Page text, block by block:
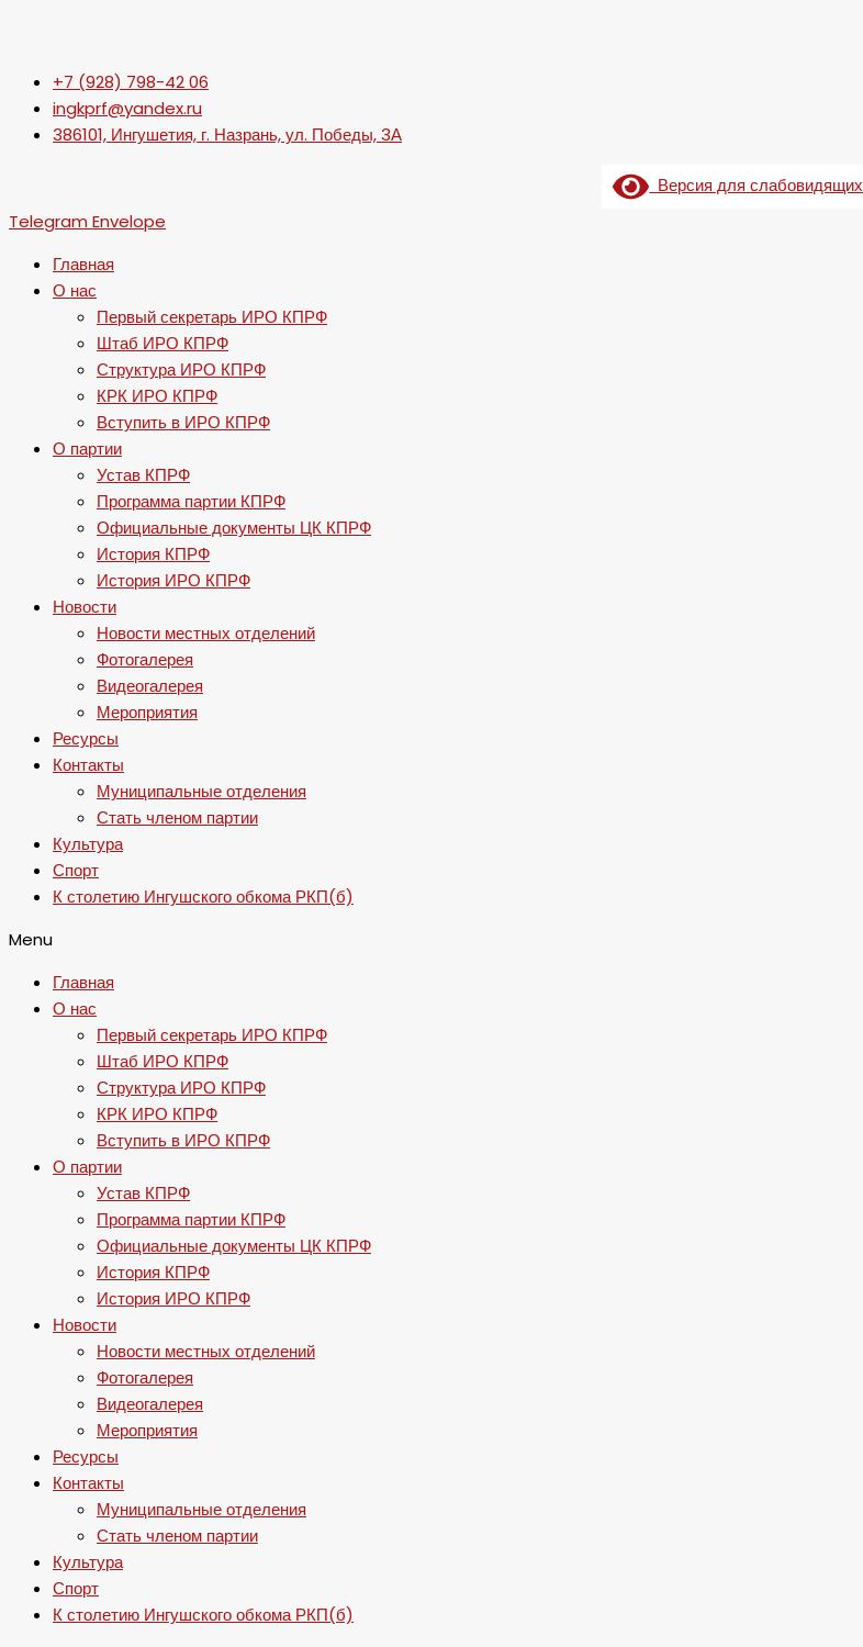
+7 (928) 798-42 06
ingkprf@yandex.ru
386101, Ингушетия, г. Назрань, ул. Победы, 3А
Версия для слабовидящих
Telegram Envelope
Главная
О нас
Первый секретарь ИРО КПРФ
Штаб ИРО КПРФ
Структура ИРО КПРФ
КРК ИРО КПРФ
Вступить в ИРО КПРФ
О партии
Устав КПРФ
Программа партии КПРФ
Официальные документы ЦК КПРФ
История КПРФ
История ИРО КПРФ
Новости
Новости местных отделений
Фотогалерея
Видеогалерея
Мероприятия
Ресурсы
Контакты
Муниципальные отделения
Стать членом партии
Культура
Спорт
К столетию Ингушского обкома РКП(б)
Menu
Главная
О нас
Первый секретарь ИРО КПРФ
Штаб ИРО КПРФ
Структура ИРО КПРФ
КРК ИРО КПРФ
Вступить в ИРО КПРФ
О партии
Устав КПРФ
Программа партии КПРФ
Официальные документы ЦК КПРФ
История КПРФ
История ИРО КПРФ
Новости
Новости местных отделений
Фотогалерея
Видеогалерея
Мероприятия
Ресурсы
Контакты
Муниципальные отделения
Стать членом партии
Культура
Спорт
К столетию Ингушского обкома РКП(б)